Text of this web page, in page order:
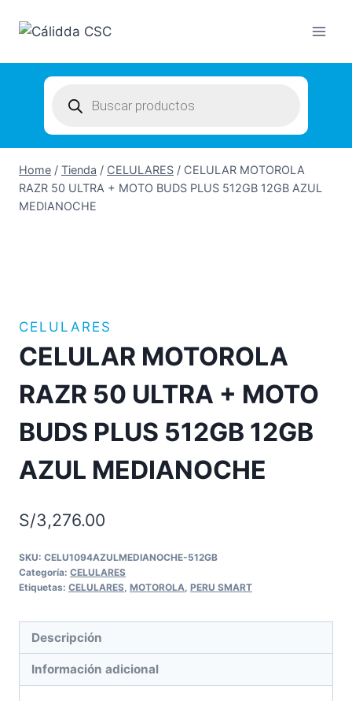
search
Home / Tienda / CELULARES / CELULAR MOTOROLA
RAZR 50 ULTRA + MOTO BUDS PLUS 512GB 12GB AZUL
MEDIANOCHE
CELULARES
CELULAR MOTOROLA
RAZR 50 ULTRA + MOTO
BUDS PLUS 512GB 12GB
AZUL MEDIANOCHE
S/3,276.00
SKU: CELU1094AZULMEDIANOCHE-512GB
Categoría: CELULARES
Etiquetas: CELULARES MOTOROLA PERU SMART
Descripción
Información adicional